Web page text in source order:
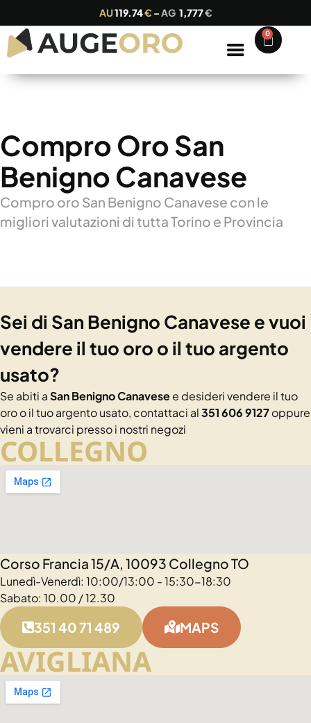
AU119.74€ –AG 1,777€
0
Compro Oro San
Benigno Canavese
Compro oro San Benigno Canavese con le
migliori valutazioni di tutta Torino e Provincia
Sei di San Benigno Canavese e vuoi
vendere il tuo oro o il tuo argento
usato?
Se abiti aSan Benigno Canavesee desideri vendere il tuo
oro o il tuo argento usato, contattaci al351 606 9127oppure
vieni a trovarci presso i nostri negozi
COLLEGNO
Corso Francia 15/A, 10093 Collegno TO
Lunedì-Venerdì: 10:00/13:00 - 15:30-18:30
Sabato: 10.00 / 12.30
351 40 71 489 MAPS
AVIGLIANA